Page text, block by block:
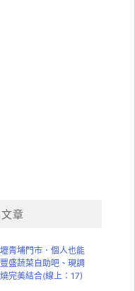
章
青埔門市．個人也能
盛蔬菜自助吧、現調
完美結合(線上：17)